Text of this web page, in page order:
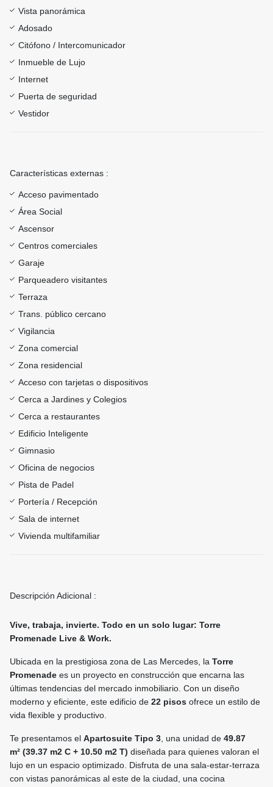
Vista panorámica
Adosado
Citófono / Intercomunicador
Inmueble de Lujo
Internet
Puerta de seguridad
Vestidor
Características externas :
Acceso pavimentado
Área Social
Ascensor
Centros comerciales
Garaje
Parqueadero visitantes
Terraza
Trans. público cercano
Vigilancia
Zona comercial
Zona residencial
Acceso con tarjetas o dispositivos
Cerca a Jardines y Colegios
Cerca a restaurantes
Edificio Inteligente
Gimnasio
Oficina de negocios
Pista de Padel
Portería / Recepción
Sala de internet
Vivienda multifamiliar
Descripción Adicional :
Vive, trabaja, invierte. Todo en un solo lugar: Torre
Promenade Live & Work.
Ubicada en la prestigiosa zona de Las Mercedes, la Torre
Promenade es un proyecto en construcción que encarna las
últimas tendencias del mercado inmobiliario. Con un diseño
moderno y eficiente, este edificio de 22 pisos ofrece un estilo de
vida flexible y productivo.
Te presentamos el Apartosuite Tipo 3 , una unidad de 49.87
m² (39.37 m2 C + 10.50 m2 T) diseñada para quienes valoran el
lujo en un espacio optimizado. Disfruta de una sala-estar-terraza
con vistas panorámicas al este de la ciudad, una cocina